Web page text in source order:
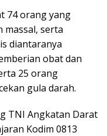
74 orang yang
massal, serta
diantaranya
obat dan
25 orang
gula darah.
TNI Angkatan Darat
Kodim 0813